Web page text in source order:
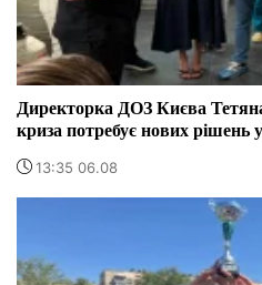
Директорка ДОЗ Києва
криза потребує нових рішень
13:35 06.08